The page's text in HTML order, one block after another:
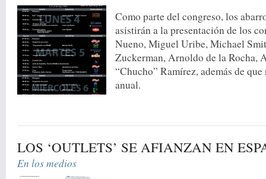
Como parte del congreso, los
asistirán a la presentación de los
Nueno, Miguel Uribe, Michael
Zuckerman, Arnoldo de la Rocha,
“Chucho” Ramírez, además de
anual.
LOS ‘OUTLETS’ SE AFIANZAN EN
En los medios